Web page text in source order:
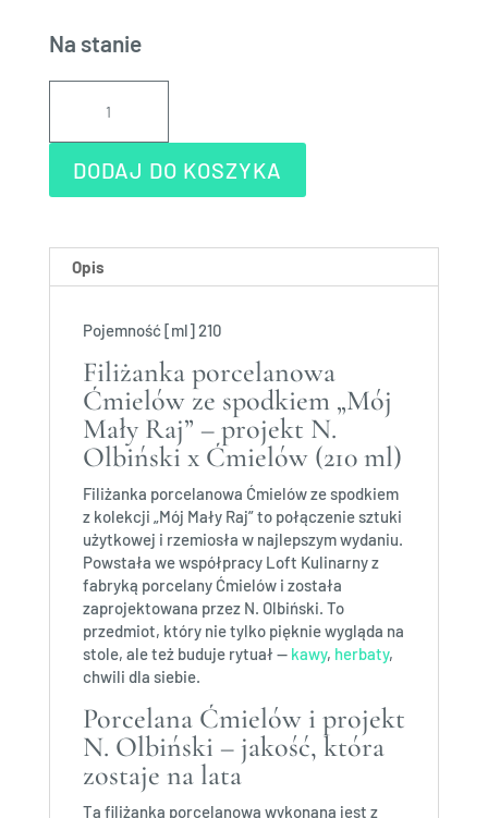
Na stanie
Filiżanka
porcelanowa
Ćmielów
N.Olbiński
DODAJ DO KOSZYKA
Opis
Pojemność [ml] 210
Filiżanka porcelanowa
Ćmielów ze spodkiem „Mój
Mały Raj” – projekt N.
Olbiński x Ćmielów (210 ml)
Filiżanka porcelanowa Ćmielów ze spodkiem
z kolekcji „Mój Mały Raj” to połączenie sztuki
użytkowej i rzemiosła w najlepszym wydaniu.
Powstała we współpracy Loft Kulinarny z
fabryką porcelany Ćmielów i została
zaprojektowana przez N. Olbiński. To
przedmiot, który nie tylko pięknie wygląda na
stole, ale też buduje rytuał — kawy, herbaty,
chwili dla siebie.
Porcelana Ćmielów i projekt
N. Olbiński – jakość, która
zostaje na lata
Ta filiżanka porcelanowa wykonana jest z